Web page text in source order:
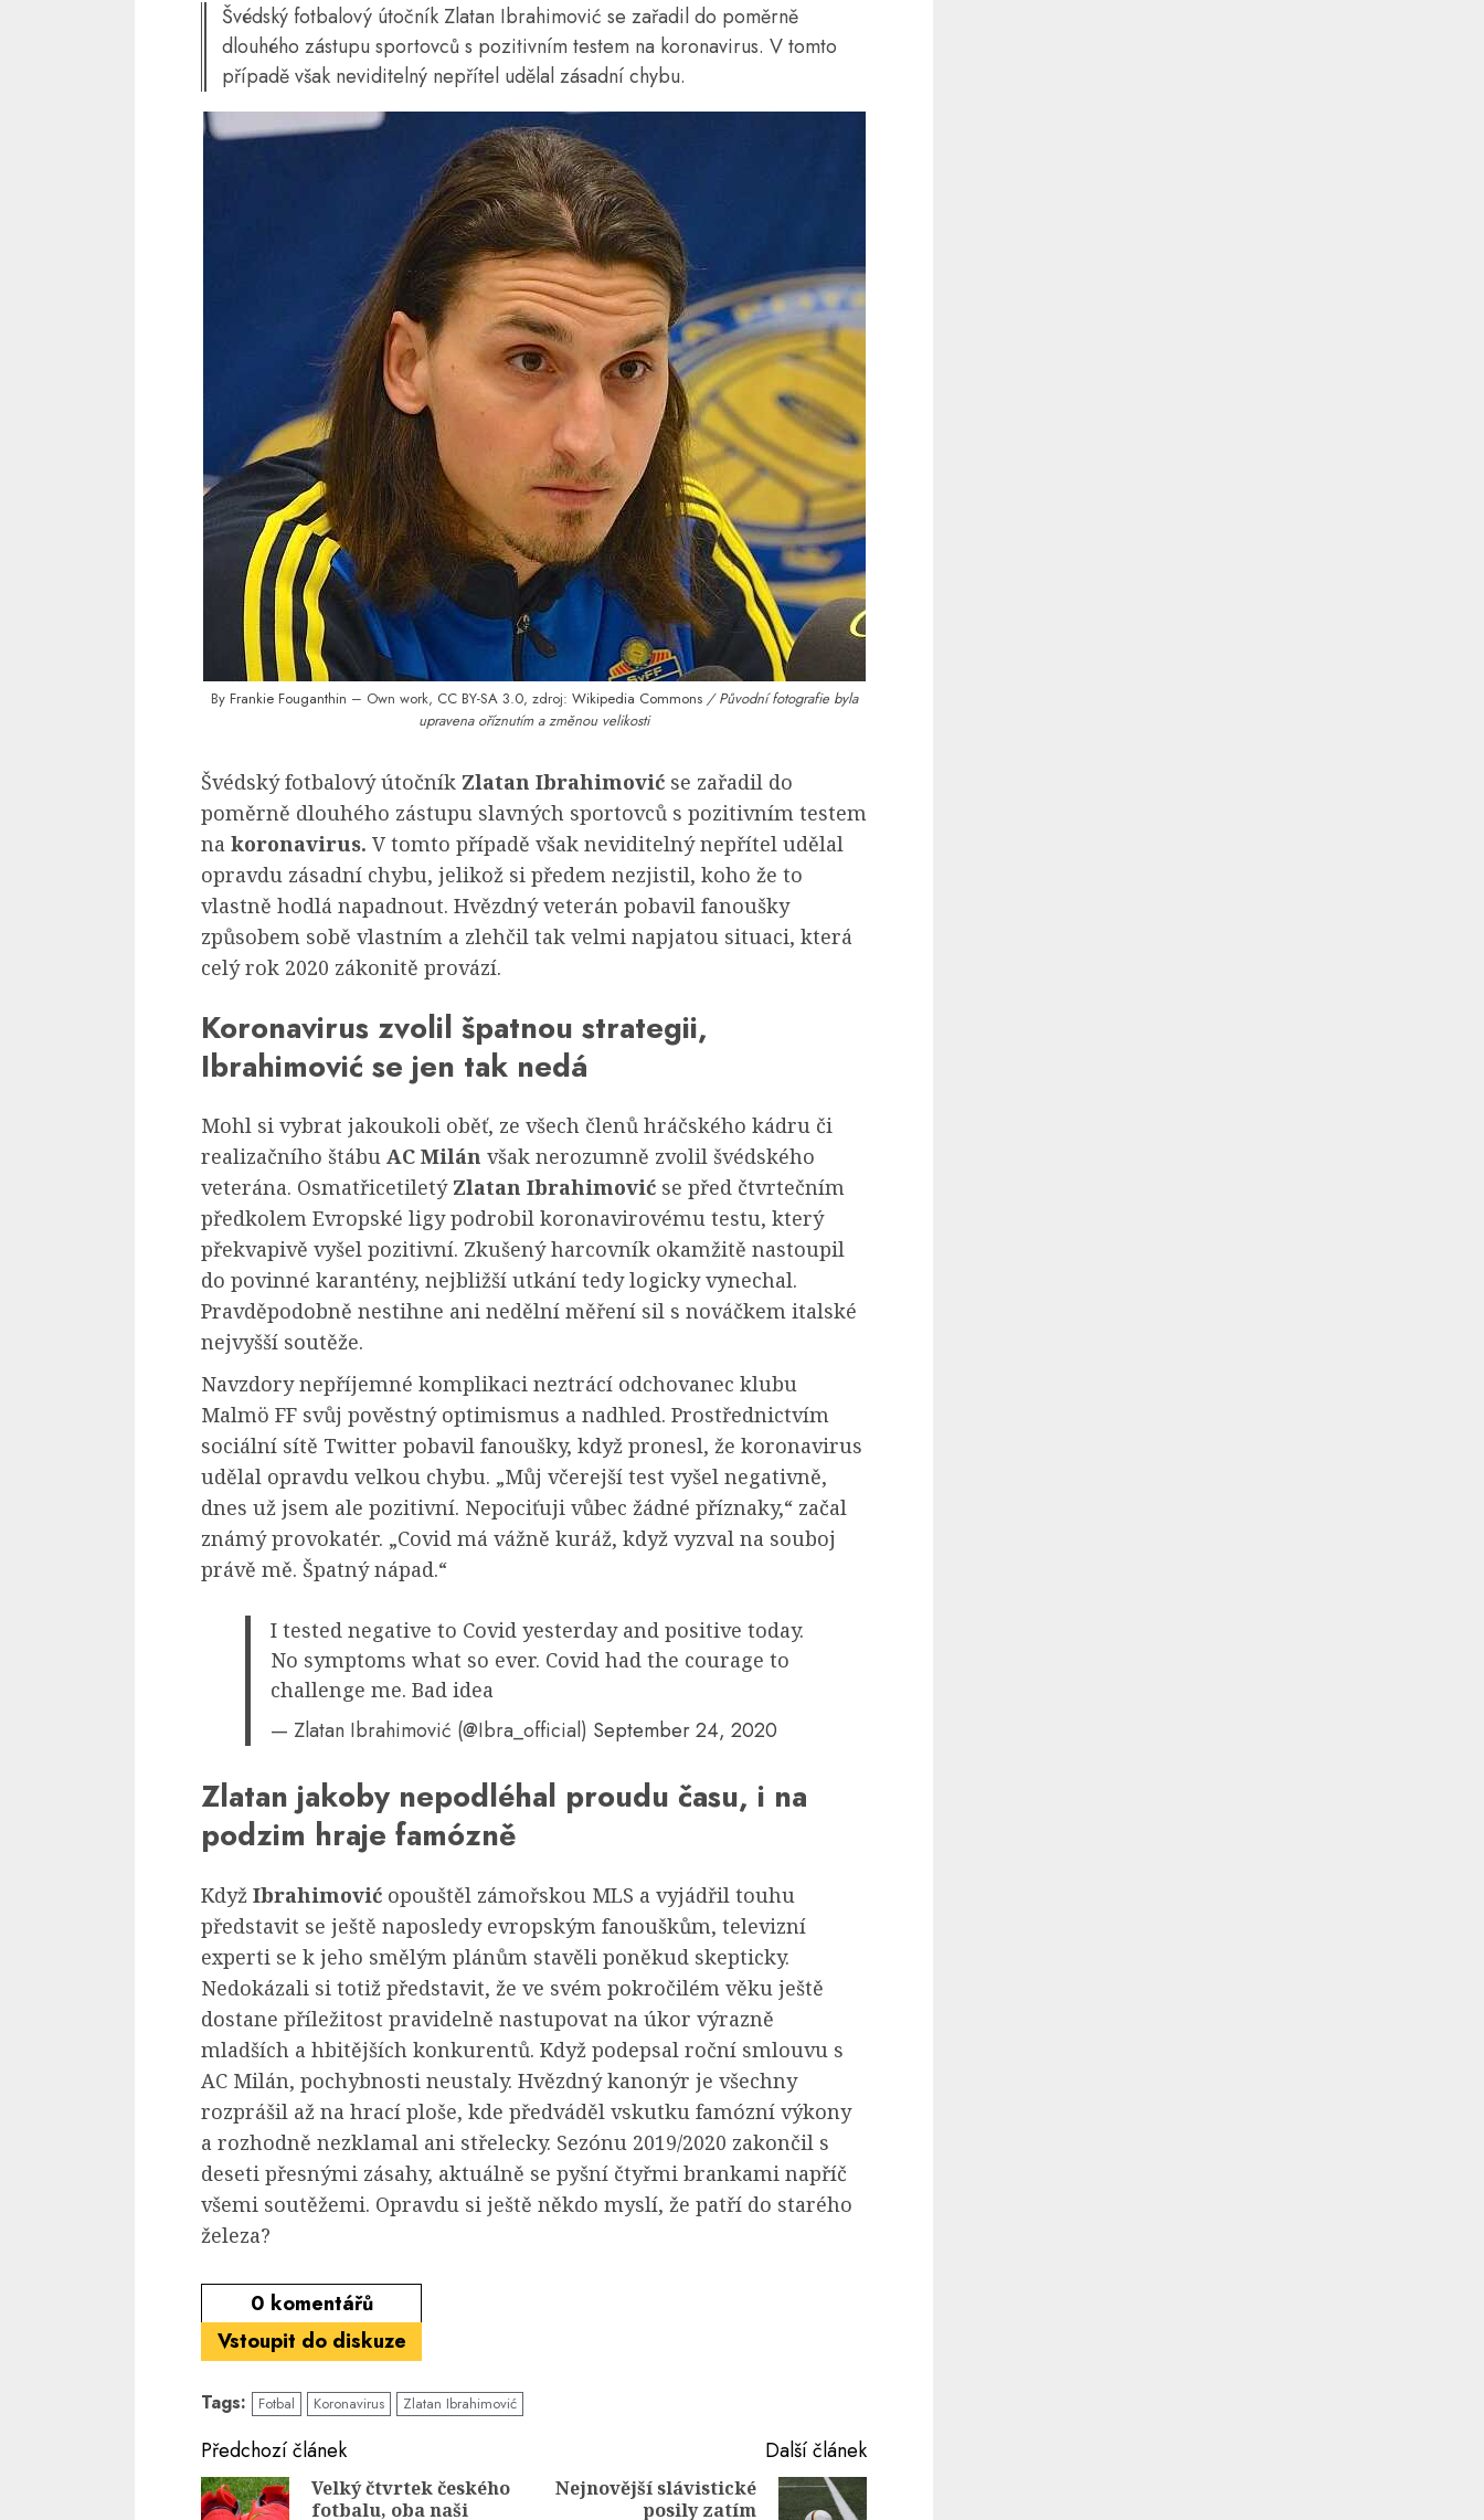
Švédský fotbalový útočník Zlatan Ibrahimović se zařadil do poměrně
dlouhého zástupu sportovců s pozitivním testem na koronavirus. V tomto
případě však neviditelný nepřítel udělal zásadní chybu.
By Frankie Fouganthin – Own work, CC BY-SA 3.0, zdroj: Wikipedia Commons / Původní fotografie byla
upravena oříznutím a změnou velikosti
Švédský fotbalový útočník Zlatan Ibrahimović se zařadil do
poměrně dlouhého zástupu slavných sportovců s pozitivním testem
na koronavirus. V tomto případě však neviditelný nepřítel udělal
opravdu zásadní chybu, jelikož si předem nezjistil, koho že to
vlastně hodlá napadnout. Hvězdný veterán pobavil fanoušky
způsobem sobě vlastním a zlehčil tak velmi napjatou situaci, která
celý rok 2020 zákonitě provází.
Koronavirus zvolil špatnou strategii,
Ibrahimović se jen tak nedá
Mohl si vybrat jakoukoli oběť, ze všech členů hráčského kádru či
realizačního štábu AC Milán však nerozumně zvolil švédského
veterána. Osmatřicetiletý Zlatan Ibrahimović se před čtvrtečním
předkolem Evropské ligy podrobil koronavirovému testu, který
překvapivě vyšel pozitivní. Zkušený harcovník okamžitě nastoupil
do povinné karantény, nejbližší utkání tedy logicky vynechal.
Pravděpodobně nestihne ani nedělní měření sil s nováčkem italské
nejvyšší soutěže.
Navzdory nepříjemné komplikaci neztrácí odchovanec klubu
Malmö FF svůj pověstný optimismus a nadhled. Prostřednictvím
sociální sítě Twitter pobavil fanoušky, když pronesl, že koronavirus
udělal opravdu velkou chybu. „Můj včerejší test vyšel negativně,
dnes už jsem ale pozitivní. Nepociťuji vůbec žádné příznaky,“ začal
známý provokatér. „Covid má vážně kuráž, když vyzval na souboj
právě mě. Špatný nápad.“
I tested negative to Covid yesterday and positive today.
No symptoms what so ever. Covid had the courage to
challenge me. Bad idea
— Zlatan Ibrahimović (@Ibra_official) September 24, 2020
Zlatan jakoby nepodléhal proudu času, i na
podzim hraje famózně
Když Ibrahimović opouštěl zámořskou MLS a vyjádřil touhu
představit se ještě naposledy evropským fanouškům, televizní
experti se k jeho smělým plánům stavěli poněkud skepticky.
Nedokázali si totiž představit, že ve svém pokročilém věku ještě
dostane příležitost pravidelně nastupovat na úkor výrazně
mladších a hbitějších konkurentů. Když podepsal roční smlouvu s
AC Milán, pochybnosti neustaly. Hvězdný kanonýr je všechny
rozprášil až na hrací ploše, kde předváděl vskutku famózní výkony
a rozhodně nezklamal ani střelecky. Sezónu 2019/2020 zakončil s
deseti přesnými zásahy, aktuálně se pyšní čtyřmi brankami napříč
všemi soutěžemi. Opravdu si ještě někdo myslí, že patří do starého
železa?
0 komentářů
Vstoupit do diskuze
Tags: Fotbal Koronavirus Zlatan Ibrahimović
Continue
Reading
Předchozí článek
Velký čtvrtek českého
fotbalu, oba naši
Další článek
Nejnovější slávistické
posily zatím